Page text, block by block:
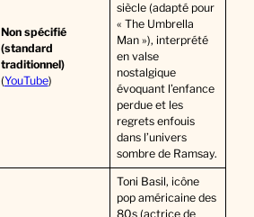
Non spécifié
(standard
traditionnel)
(YouTube)
siècle (adapté pour
« The Umbrella
Man »), interprété
en valse
nostalgique
évoquant l’enfance
perdue et les
regrets enfouis
dans l’univers
sombre de Ramsay.
Toni Basil, icône
pop américaine des
80s (actrice de